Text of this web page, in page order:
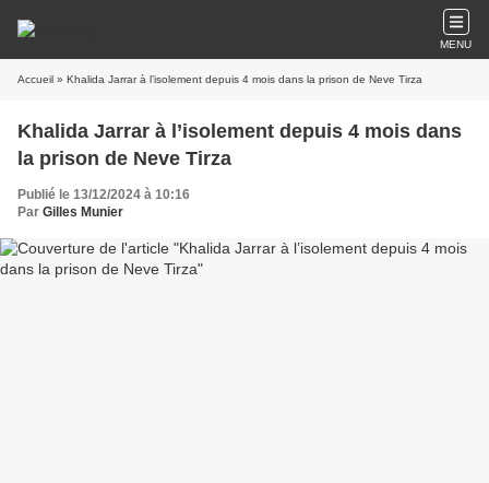
MENU
Accueil » Khalida Jarrar à l’isolement depuis 4 mois dans la prison de Neve Tirza
Khalida Jarrar à l’isolement depuis 4 mois dans
la prison de Neve Tirza
Publié le 13/12/2024 à 10:16
Par Gilles Munier